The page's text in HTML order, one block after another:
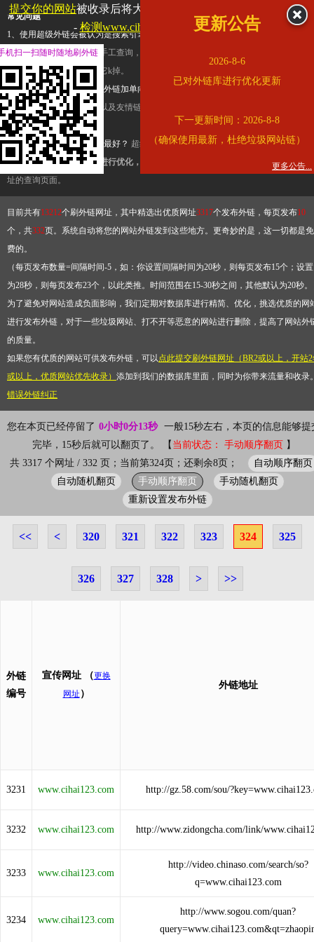
常见问题
1、使用超级外链会被认为是搜索引擎优化作弊吗？ 超级外链只是一个简便而集成
查询工具，模拟的是正常手工查询，不是作弊。如果是作弊，那您可以使用超级外
推广竞争对手的网址，让它k掉。
2、网站优化单纯依靠超级外链加单向链接可行吗？
链，需要结合普通的外链以及友情链接，您可以到站长论坛发布外链，到友情链接
台交换友情链接。
3、如何使用超级外链效果最好？ 超级外链不同于普通的外链，它是动态的链接，
有频繁使用超级外链工具进行优化，才能获得稳定的外链
，最终使搜索引擎收录带
址的查询页面。
目前共有13212个刷外链网址，其中精选出优质网址3317个发布外链，每页发布10
个，共332页。系统自动将您的网站外链发到这些地方。更奇妙的是，这一切都是免
费的。
（每页发布数量=间隔时间-5，如：你设置间隔时间为20秒，则每页发布15个；设置
为28秒，则每页发布23个，以此类推。时间范围在15-30秒之间，其他默认为20秒
为了避免对网站造成负面影响，我们定期对数据库进行精简、优化，挑选优质的网
进行发布外链，对于一些垃圾网站、打不开等恶意的网站进行删除，提高了网站外
的质量。
如果您有优质的网站可供发布外链，可以点此提交刷外链网址（BR2或以上，开站
或以上，优质网站优先收录） 添加到我们的数据库里面，同时为你带来流量和收录
错误外链纠正
您在本页已经停留了 0小时0分13秒 一般15秒左右，本页的信息能够提
完毕，15秒后就可以翻页了。 【 当前状态： 手动顺序翻页 】
共 3317 个网址 / 332 页；当前第324页；还剩余8页；
自动顺序翻页
自动随机翻页
手动顺序翻页
手动随机翻页
重新设置发布外链
<< < 320 321 322 323 324 325
326 327 328 > >>
外链
编号
宣传网址 （更换
网址 ）
外链地址
3231 www.cihai123.com http://gz.58.com/sou/
3232 www.cihai123.com http://www.zidongcha.com/link/
3233 www.cihai123.com
http://video.chinaso.com/search/so?
q=www.cihai123.com
3234 www.cihai123.com
http://www.sogou.com/quan?
提交你的网站被收录后将大幅提升流量和外链，
查看展示页面
- 检测www.cihai123.com是否收录
更新公告
2026-8-6
已对外链库进行优化更新
下一更新时间：2026-8-8
（确保使用最新，杜绝垃圾网站链）
更多公告...
机扫一扫随时随地刷外链